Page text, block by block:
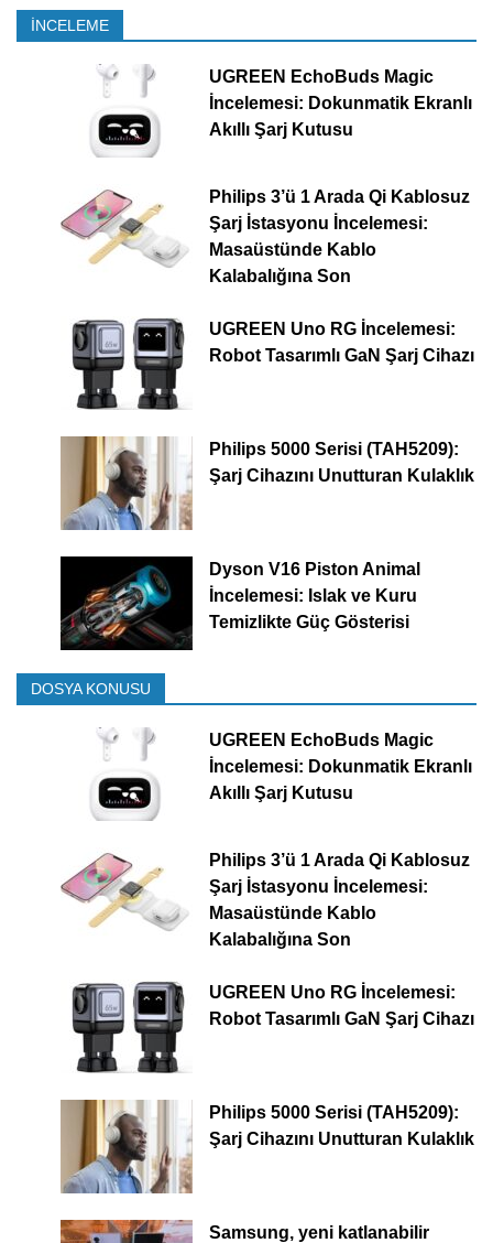
İNCELEME
UGREEN EchoBuds Magic
İncelemesi: Dokunmatik Ekranlı
Akıllı Şarj Kutusu
Philips 3’ü 1 Arada Qi Kablosuz
Şarj İstasyonu İncelemesi:
Masaüstünde Kablo
Kalabalığına Son
UGREEN Uno RG İncelemesi:
Robot Tasarımlı GaN Şarj Cihazı
Philips 5000 Serisi (TAH5209):
Şarj Cihazını Unutturan Kulaklık
Dyson V16 Piston Animal
İncelemesi: Islak ve Kuru
Temizlikte Güç Gösterisi
DOSYA KONUSU
UGREEN EchoBuds Magic
İncelemesi: Dokunmatik Ekranlı
Akıllı Şarj Kutusu
Philips 3’ü 1 Arada Qi Kablosuz
Şarj İstasyonu İncelemesi:
Masaüstünde Kablo
Kalabalığına Son
UGREEN Uno RG İncelemesi:
Robot Tasarımlı GaN Şarj Cihazı
Philips 5000 Serisi (TAH5209):
Şarj Cihazını Unutturan Kulaklık
Samsung, yeni katlanabilir